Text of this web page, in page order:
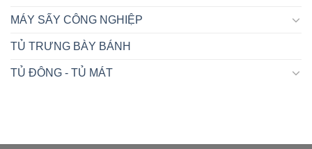
MÁY SẤY CÔNG NGHIỆP
TỦ TRƯNG BÀY BÁNH
TỦ ĐÔNG - TỦ MÁT